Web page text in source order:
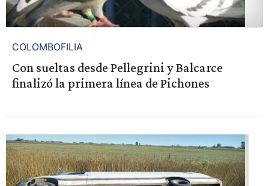
COLOMBOFILIA
Con sueltas desde Pellegrini y Balcarce
finalizó la primera línea de Pichones